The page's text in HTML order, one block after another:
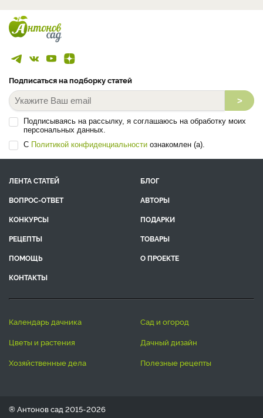
Подписаться на подборку статей
>
Подписываясь на рассылку, я соглашаюсь на обработку моих
персональных данных.
С Политикой конфиденциальности ознакомлен (а).
ЛЕНТА СТАТЕЙ
БЛОГ
ВОПРОС-ОТВЕТ
АВТОРЫ
КОНКУРСЫ
ПОДАРКИ
РЕЦЕПТЫ
ТОВАРЫ
ПОМОЩЬ
О ПРОЕКТЕ
КОНТАКТЫ
календарь дачника
сад и огород
цветы и растения
дачный дизайн
хозяйственные дела
полезные рецепты
® Антонов сад 2015-2026